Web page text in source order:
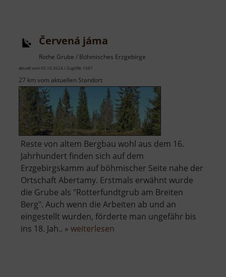
Červená jáma
Rothe Grube / Böhmisches Erzgebirge
aktuell vom 05.10.2024 / Zugriffe: 1687
27 km vom aktuellen Standort
Reste von altem Bergbau wohl aus dem 16.
Jahrhundert finden sich auf dem
Erzgebirgskamm auf böhmischer Seite nahe der
Ortschaft Abertamy. Erstmals erwähnt wurde
die Grube als "Rotterfundtgrub am Breiten
Berg". Auch wenn die Arbeiten ab und an
eingestellt wurden, förderte man ungefähr bis
ins 18. Jah.. » weiterlesen